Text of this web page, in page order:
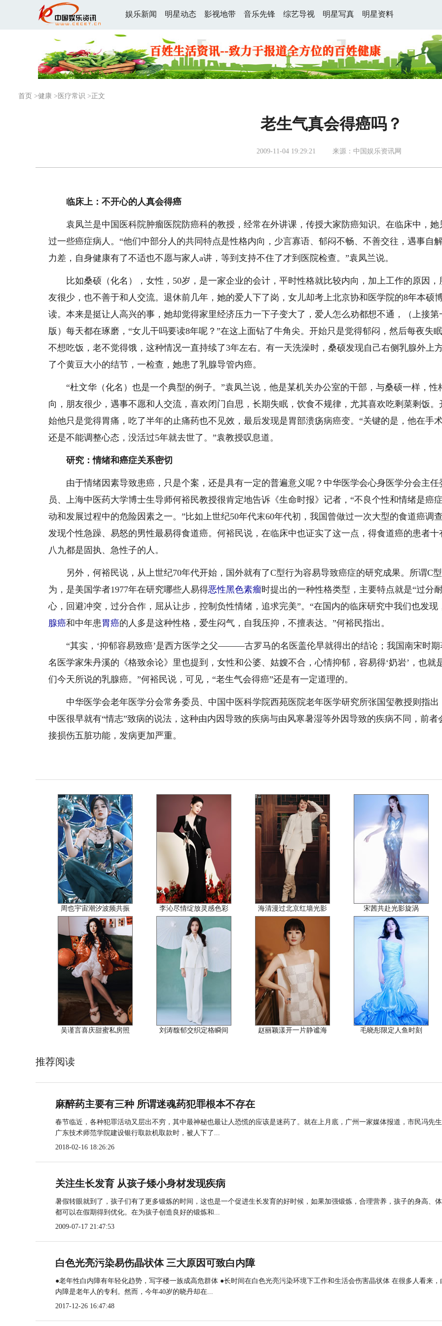
娱乐新闻 明星动态 影视地带 音乐先锋 综艺导视 明星写真 明星资料
首页 >健康 > 医疗常识 >正文
老生气真会得癌吗？
2009-11-04 19:29:21 来源：中国娱乐资讯网
临床上：不开心的人真会得癌
袁凤兰是中国医科院肿瘤医院防癌科的教授，经常在外讲课，传授大家防癌知识。在临床中，她
过一些癌症病人。“他们中部分人的共同特点是性格内向，少言寡语、郁闷不畅、不善交往，遇事自
力差，自身健康有了不适也不愿与家人a讲，等到支持不住了才到医院检查。”袁凤兰说。
比如桑硕（化名），女性，50岁，是一家企业的会计，平时性格就比较内向，加上工作的原因，
友很少，也不善于和人交流。退休前几年，她的爱人下了岗，女儿却考上北京协和医学院的8年本硕
读。本来是挺让人高兴的事，她却觉得家里经济压力一下子变大了，爱人怎么劝都想不通，（上接第
版）每天都在琢磨，“女儿干吗要读8年呢？”在这上面钻了牛角尖。开始只是觉得郁闷，然后每夜失眠
不想吃饭，老不觉得饿，这种情况一直持续了3年左右。有一天洗澡时，桑硕发现自己右侧乳腺外上
了个黄豆大小的结节，一检查，她患了乳腺导管内癌。
“杜文华（化名）也是一个典型的例子。”袁凤兰说，他是某机关办公室的干部，与桑硕一样，性
向，朋友很少，遇事不愿和人交流，喜欢闭门自思，长期失眠，饮食不规律，尤其喜欢吃剩菜剩饭。
始他只是觉得胃痛，吃了半年的止痛药也不见效，最后发现是胃部溃疡病癌变。“关键的是，他在手
还是不能调整心态，没活过5年就去世了。”袁教授叹息道。
研究：情绪和癌症关系密切
由于情绪因素导致患癌，只是个案，还是具有一定的普遍意义呢？中华医学会心身医学分会主任
员、上海中医药大学博士生导师何裕民教授很肯定地告诉《生命时报》记者，“不良个性和情绪是癌
动和发展过程中的危险因素之一。”比如上世纪50年代末60年代初，我国曾做过一次大型的食道癌调查
发现个性急躁、易怒的男性最易得食道癌。何裕民说，在临床中也证实了这一点，得食道癌的患者十
八九都是固执、急性子的人。
另外，何裕民说，从上世纪70年代开始，国外就有了C型行为容易导致癌症的研究成果。所谓C
为，是美国学者1977年在研究哪些人易得恶性黑色素瘤时提出的一种性格类型，主要特点就是“过分
心，回避冲突，过分合作，屈从让步，控制负性情绪，追求完美”。“在国内的临床研究中我们也发现
腺癌和中年患胃癌的人多是这种性格，爱生闷气，自我压抑，不擅表达。”何裕民指出。
“其实，‘抑郁容易致癌’是西方医学之父———古罗马的名医盖伦早就得出的结论；我国南宋时期
名医学家朱丹溪的《格致余论》里也提到，女性和公婆、姑嫂不合，心情抑郁，容易得‘奶岩’，也就
们今天所说的乳腺癌。”何裕民说，可见，“老生气会得癌”还是有一定道理的。
中华医学会老年医学分会常务委员、中国中医科学院西苑医院老年医学研究所张国玺教授则指出
中医很早就有“情志”致病的说法，这种由内因导致的疾病与由风寒暑湿等外因导致的疾病不同，前者
接损伤五脏功能，发病更加严重。
周也宇宙潮汐波频共振 李沁尽情绽放灵感色彩 海清漫过北京红墙光影 宋茜共赴光影旋涡
吴谨言喜庆甜蜜私房照 刘涛馥郁交织定格瞬间 赵丽颖漾开一片静谧海 毛晓彤限定人鱼时刻
推荐阅读
麻醉药主要有三种 所谓迷魂药犯罪根本不存在
春节临近，各种犯罪活动又层出不穷，其中最神秘也最让人恐慌的应该是迷药了。就在上月底，广州一家媒体报道，市民冯先
广东技术师范学院建设银行取款机取款时，被人下了...
2018-02-16 18:26:26
关注生长发育 从孩子矮小身材发现疾病
暑假转眼就到了，孩子们有了更多锻炼的时间，这也是一个促进生长发育的好时候，如果加强锻炼，合理营养，孩子的身高、
都可以在假期得到优化。在为孩子创造良好的锻炼和...
2009-07-17 21:47:53
白色光亮污染易伤晶状体 三大原因可致白内障
●老年性白内障有年轻化趋势，写字楼一族成高危群体 ●长时间在白色光亮污染环境下工作和生活会伤害晶状体 在很多人看来，
内障是老年人的专利。然而，今年40岁的晓丹却在...
2017-12-26 16:47:48